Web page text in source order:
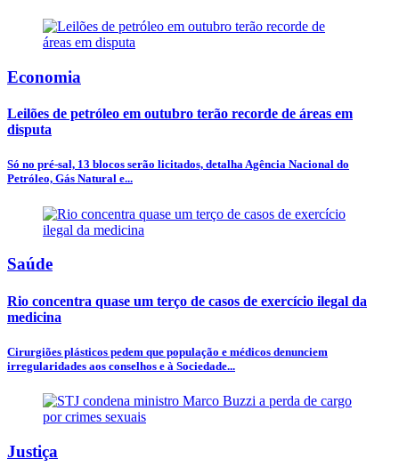
Economia
Leilões de petróleo em outubro terão recorde de áreas em
disputa
Só no pré-sal, 13 blocos serão licitados, detalha Agência Nacional do
Petróleo, Gás Natural e...
Saúde
Rio concentra quase um terço de casos de exercício ilegal da
medicina
Cirurgiões plásticos pedem que população e médicos denunciem
irregularidades aos conselhos e à Sociedade...
Justiça